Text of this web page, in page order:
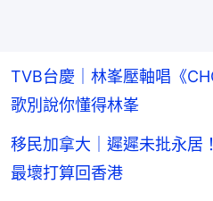
TVB台慶｜林峯壓軸唱《
歌別說你懂得林峯
移民加拿大｜遲遲未批永居
最壞打算回香港